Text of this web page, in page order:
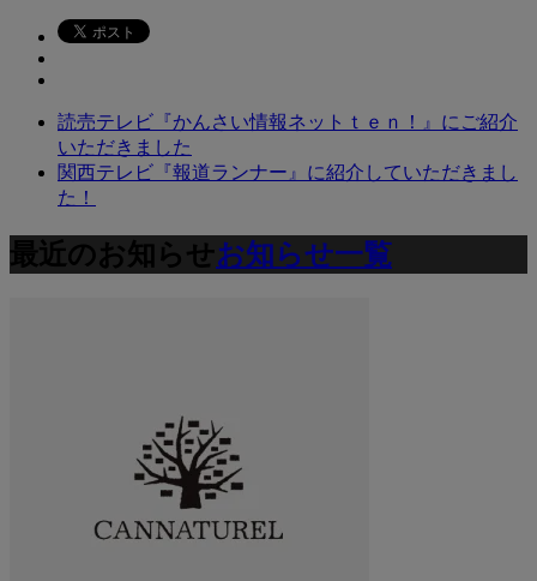
読売テレビ『かんさい情報ネットｔｅｎ！』にご紹介
いただきました
関西テレビ『報道ランナー』に紹介していただきまし
た！
最近のお知らせお知らせ一覧